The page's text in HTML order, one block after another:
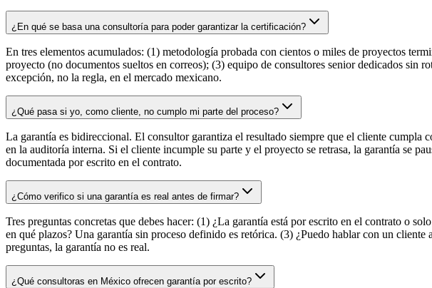
¿En qué se basa una consultoría para poder garantizar la certificación?
En tres elementos acumulados: (1) metodología probada con cientos o miles de proyectos
proyecto (no documentos sueltos en correos); (3) equipo de consultores senior dedicados sin
excepción, no la regla, en el mercado mexicano.
¿Qué pasa si yo, como cliente, no cumplo mi parte del proceso?
La garantía es bidireccional. El consultor garantiza el resultado siempre que el cliente cumpla
en la auditoría interna. Si el cliente incumple su parte y el proyecto se retrasa, la garantía se
documentada por escrito en el contrato.
¿Cómo verifico si una garantía es real antes de firmar?
Tres preguntas concretas que debes hacer: (1) ¿La garantía está por escrito en el contrato o
en qué plazos? Una garantía sin proceso definido es retórica. (3) ¿Puedo hablar con un
preguntas, la garantía no es real.
¿Qué consultoras en México ofrecen garantía por escrito?